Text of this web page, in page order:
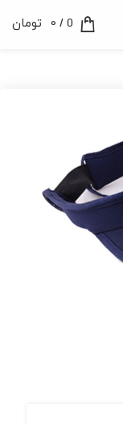
0
/
0 تومان